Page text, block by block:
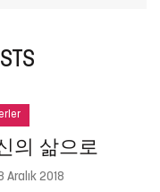
의 삶으로
Aralık 2018